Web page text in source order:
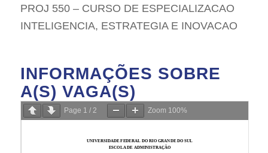
PROJ 550 – CURSO DE ESPECIALIZACAO
INTELIGENCIA, ESTRATEGIA E INOVACAO
INFORMAÇÕES SOBRE
A(S) VAGA(S)
Page 1 / 2 Zoom 100%